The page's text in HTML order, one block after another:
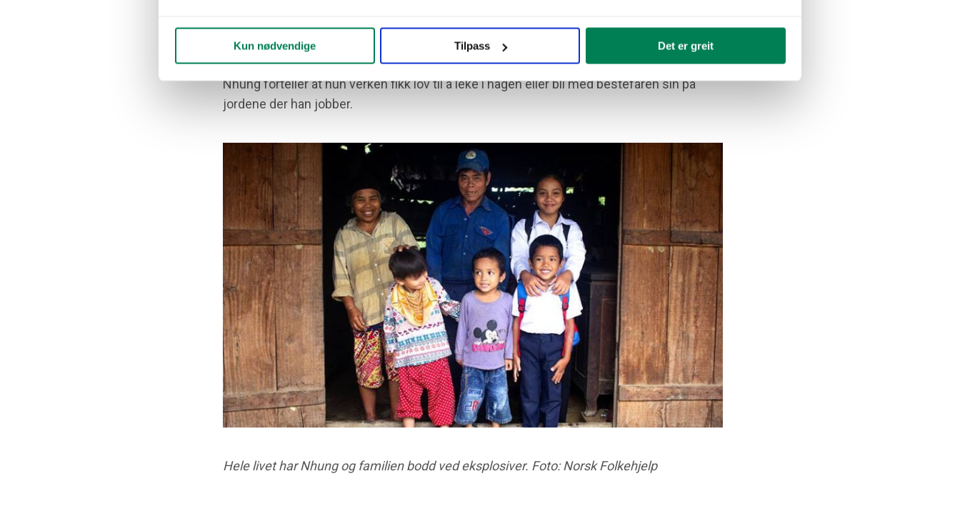
Kun nødvendige Tilpass Det er greit
Nhung forteller at hun verken fikk lov til å leke i hagen eller bli med bestefaren sin på
jordene der han jobber.
Hele livet har Nhung og familien bodd ved eksplosiver. Foto: Norsk Folkehjelp